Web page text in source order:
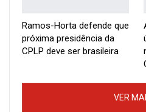
político venezuelano a
presidenciais de 28 de Julho,
terminar o prazo para a
Ramos-Horta defende que
próxima presidência da
CPLP deve ser brasileira
VER